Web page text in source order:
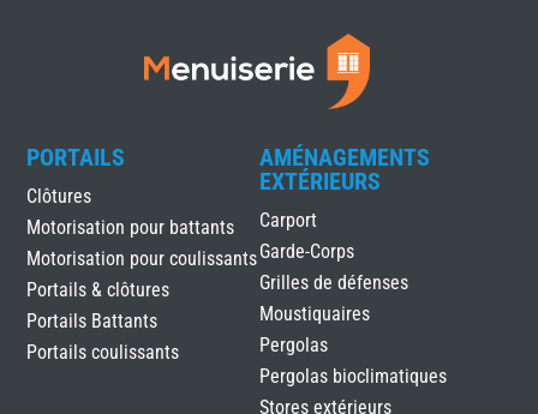
PORTAILS
Clôtures
Motorisation pour battants
Motorisation pour coulissants
Portails & clôtures
Portails Battants
Portails coulissants
AMÉNAGEMENTS
EXTÉRIEURS
Carport
Garde-Corps
Grilles de défenses
Moustiquaires
Pergolas
Pergolas bioclimatiques
Stores extérieurs